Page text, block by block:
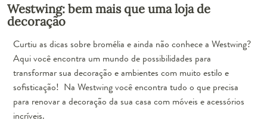
Westwing: bem mais que uma loja de
decoração
Curtiu as dicas sobre bromélia e ainda não conhece a Westwing?
Aqui você encontra um mundo de possibilidades para
transformar sua decoração e ambientes com muito estilo e
sofisticação! Na Westwing você encontra tudo o que precisa
para renovar a decoração da sua casa com móveis e acessórios
incríveis.